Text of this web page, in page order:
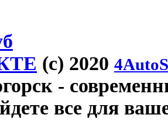
(c) 2020
-
все для